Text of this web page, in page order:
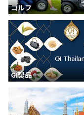
ゴルフ
GI製品